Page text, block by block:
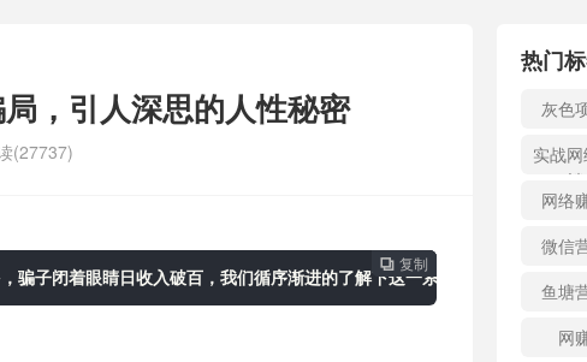
，引人深思的人性秘密
(27737)
 复制
 复制
 复制
骗子闭着眼睛日收入破百，我们循序渐进的了解下这一系的骗术。
热门
灰色
实战
销
网络
微信
鱼塘
网